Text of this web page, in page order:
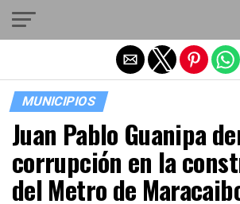
MUNICIPIOS
Juan Pablo Guanipa
corrupción en la
del Metro de